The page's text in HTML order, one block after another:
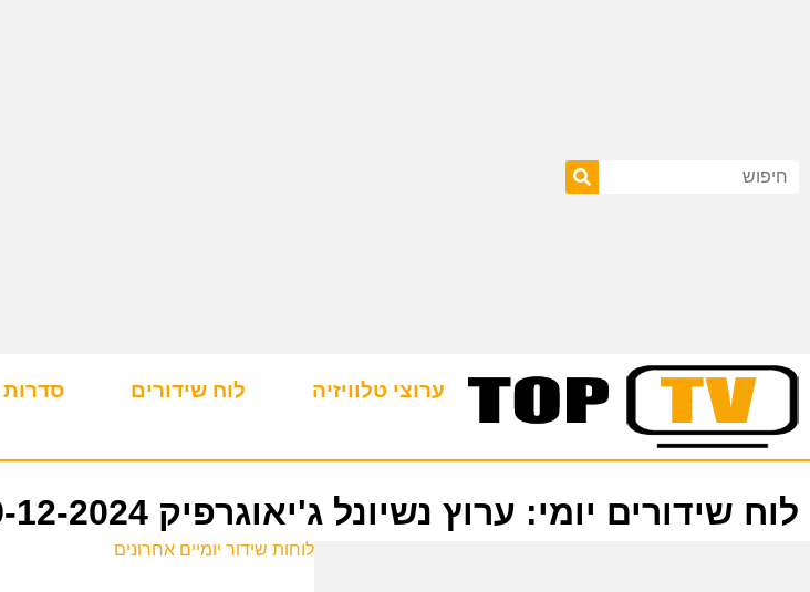
ערוצי טלוויזיה לוח שידורים סדרות
לוח שידורים יומי: ערוץ נשיונל ג'יאוגרפיק 09-12-2024
לוחות שידור יומיים אחרונים